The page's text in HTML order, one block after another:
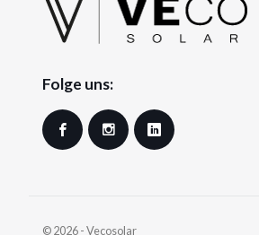
Folge uns:
Facebook Instagram
© 2026 - Vecosolar